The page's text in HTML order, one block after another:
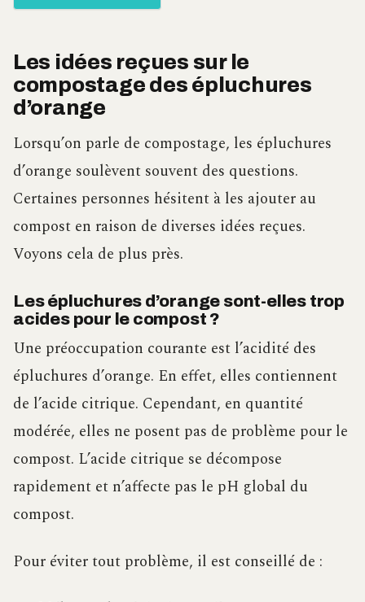
Les idées reçues sur le
compostage des épluchures
d’orange
Lorsqu’on parle de compostage, les épluchures
d’orange soulèvent souvent des questions.
Certaines personnes hésitent à les ajouter au
compost en raison de diverses idées reçues.
Voyons cela de plus près.
Les épluchures d’orange sont-elles trop
acides pour le compost ?
Une préoccupation courante est l’acidité des
épluchures d’orange. En effet, elles contiennent
de l’acide citrique. Cependant, en quantité
modérée, elles ne posent pas de problème pour le
compost. L’acide citrique se décompose
rapidement et n’affecte pas le pH global du
compost.
Pour éviter tout problème, il est conseillé de :